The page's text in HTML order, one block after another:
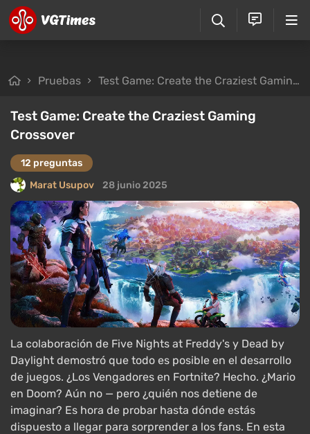
Pruebas Test Game: Create the Craziest Gaming Crossover
Test Game: Create the Craziest Gaming
Crossover
12 preguntas
Marat Usupov
28 junio 2025
La colaboración de Five Nights at Freddy's y Dead by
Daylight demostró que todo es posible en el desarrollo
de juegos. ¿Los Vengadores en Fortnite? Hecho. ¿Mario
en Doom? Aún no — pero ¿quién nos detiene de
imaginar? Es hora de probar hasta dónde estás
dispuesto a llegar para sorprender a los fans. En esta